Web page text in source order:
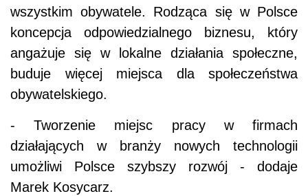
wszystkim obywatele. Rodząca się w Polsce
koncepcja odpowiedzialnego biznesu, który
angażuje się w lokalne działania społeczne,
buduje więcej miejsca dla społeczeństwa
obywatelskiego.
- Tworzenie miejsc pracy w firmach
działających w branży nowych technologii
umożliwi Polsce szybszy rozwój - dodaje
Marek Kosycarz.